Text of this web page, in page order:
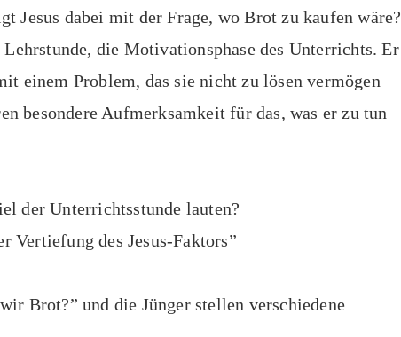
Jesus dabei mit der Frage, wo Brot zu kaufen wäre?
die Motivationsphase des Unterrichts. Er
einem Problem, das sie nicht zu lösen vermögen
besondere Aufmerksamkeit für das, was er zu tun
der Unterrichtsstunde lauten?
Vertiefung des Jesus-Faktors”
Brot?” und die Jünger stellen verschiedene